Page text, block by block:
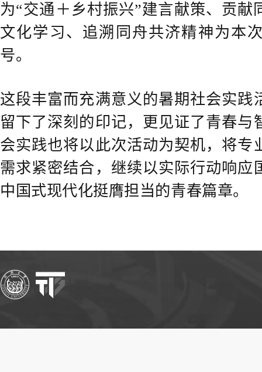
为“交通＋乡村振兴”建言献策、贡献
文化学习、追溯同舟共济精神为本
号。
这段丰富而充满意义的暑期社会实践
留下了深刻的印记，更见证了青春与
会实践也将以此次活动为契机，将专
需求紧密结合，继续以实际行动响应
中国式现代化挺膺担当的青春篇章。